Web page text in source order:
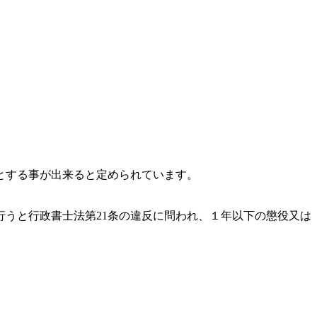
る事が出来ると定められています。
と行政書士法第21条の違反に問われ、
１年以下の懲役又は